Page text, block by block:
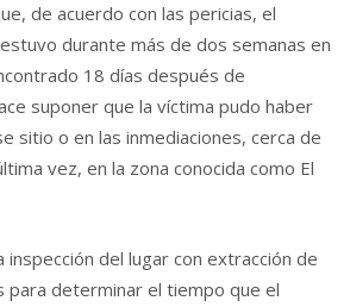
de acuerdo con las pericias, el
durante más de dos semanas en
18 días después de
suponer que la víctima pudo haber
sitio o en las inmediaciones, cerca de
vez, en la zona conocida como El
inspección del lugar con extracción de
para determinar el tiempo que el